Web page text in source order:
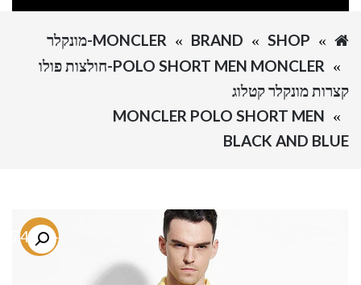
SHOP
BRAND
MONCLER-מונקלר
POLO SHORT MEN MONCLER-חולצות פולו
קצרות מונקלר קטלוג
MONCLER POLO SHORT MEN
BLACK AND BLUE
-74.5%